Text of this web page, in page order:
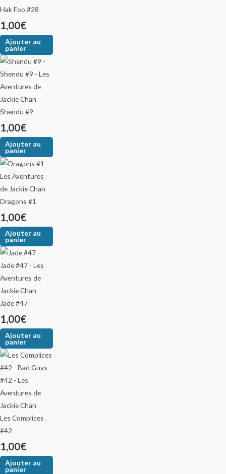
Hak Foo #28
1,00€
Ajouter au
panier
Shendu #9
1,00€
Ajouter au
panier
Dragons #1
1,00€
Ajouter au
panier
Jade #47
1,00€
Ajouter au
panier
Les Complices
#42
1,00€
Ajouter au
panier